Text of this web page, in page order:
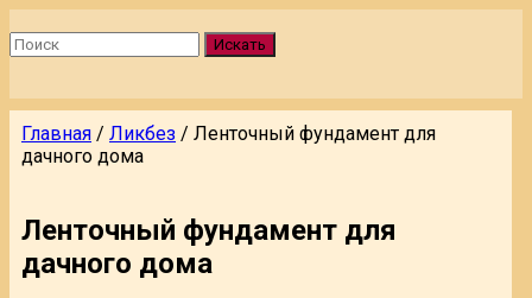
Искать
Главная / Ликбез / Ленточный фундамент для
дачного дома
Ленточный фундамент для
дачного дома